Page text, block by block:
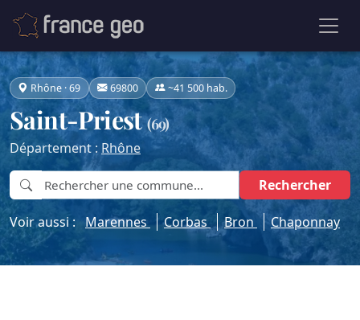
Rhône · 69 69800 ~41 500 hab.
Saint-Priest(69)
Département : Rhône
Rechercher
Voir aussi : Marennes Corbas Bron Chaponnay